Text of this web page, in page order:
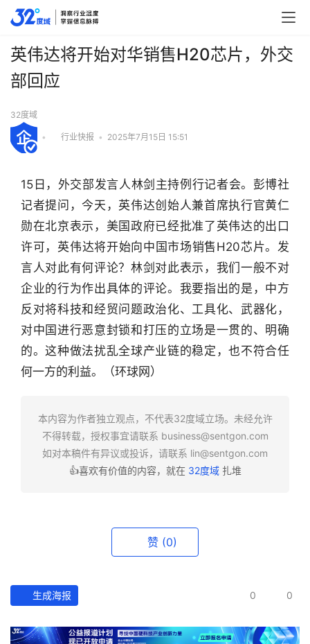
行
业
快
报
产
经
据
英伟达将开始对华销售H20芯片，外交
部回应
32度域
• 行业快报 • 2025年7月15日 15:51
15日，外交部发言人林剑主持例行记者会。彭博社
记者提问，今天，英伟达创始人兼首席执行官黄仁
勋在北京表示，美国政府已经批准了英伟达的出口
许可，英伟达将开始向中国市场销售H20芯片。发
言人对此有何评论？林剑对此表示，我们一般不对
企业的行为作出具体的评论。我要指出的是，中方
反对将科技和经贸问题政治化、工具化、武器化，
对中国进行恶意封锁和打压的立场是一贯的、明确
的。这种做法扰乱全球产业链的稳定，也不符合任
何一方的利益。（环球网）
本内容为作者独立观点，不代表32度域立场。未经允许
不得转载，授权事宜请联系 business@sentgon.com
如对本稿件有异议或投诉，请联系 lin@sentgon.com
👍喜欢有价值的内容，就在 32度域扎堆
赞 (0)
生成海报 0 0